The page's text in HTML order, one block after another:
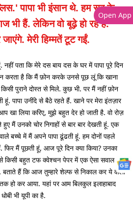
पापा भी इंसान थे. हम सब के
भी हैं. लेकिन वो बूढ़े हो रहे हैं.
मेरी हिम्मतें टूट गईं.
पता कि मेरे दस बाय दस के घर में पापा पूरे दिन
करता है कि मैं फ़ोन करके उनसे पूछ लूं कि खाना
पुराने दोस्त से मिले. कुछ भी. पर मैं नहीं फ़ोन
पापा उनींदे से बैठे रहते हैं. खाने पर मेरा इंतज़ार
लिया करिए, मुझे बहुत देर हो जाती है. वो रोज़
मैं उनको चोर निगाहों से बार बार देखती हूं. एक
बच्चे में मैं अपने पापा ढूंढती हूं. हम दोनों पहले
मैं पूछती हूं, आज पूरे दिन क्या किया? उनका
किसी बहुत टफ क्वेश्चन पेपर में एक ऐसा सवाल आ
हैं कि आज तुम्हारे शेल्फ से निकाल कर ये वाली
हो कर आया. यहां पर आम बिलकुल इलाहाबाद
भी यूपी का है.
Open App